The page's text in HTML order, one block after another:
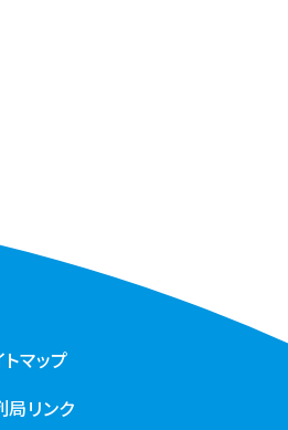
マップ
局リンク